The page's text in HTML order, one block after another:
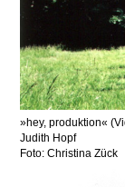
hey, produktion
Judith Hopf
Foto: Christina Zück